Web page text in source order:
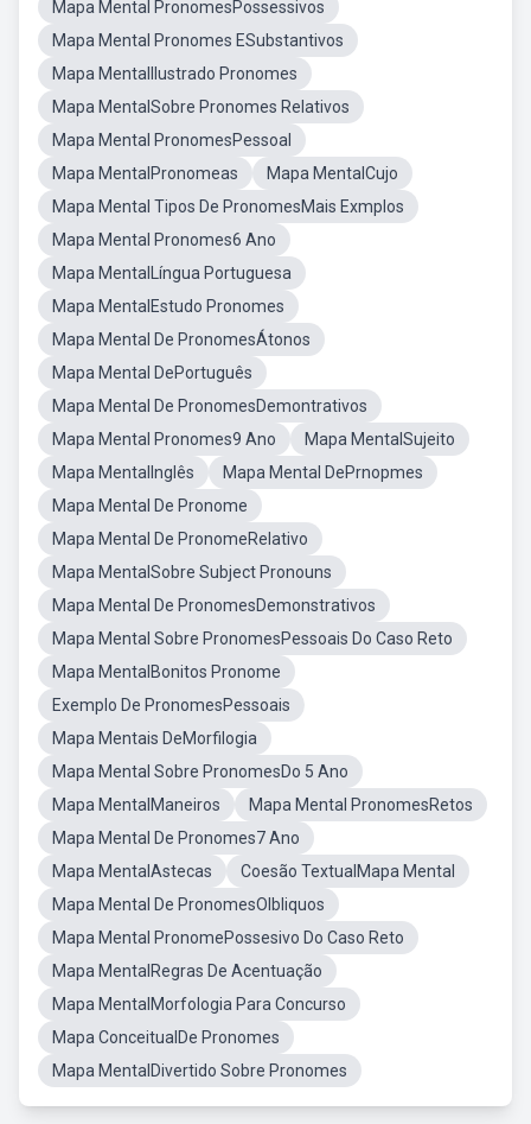
Mapa Mental PronomesPossessivos
Mapa Mental Pronomes ESubstantivos
Mapa MentalIlustrado Pronomes
Mapa MentalSobre Pronomes Relativos
Mapa Mental PronomesPessoal
Mapa MentalPronomeas
Mapa MentalCujo
Mapa Mental Tipos De PronomesMais Exmplos
Mapa Mental Pronomes6 Ano
Mapa MentalLíngua Portuguesa
Mapa MentalEstudo Pronomes
Mapa Mental De PronomesÁtonos
Mapa Mental DePortuguês
Mapa Mental De PronomesDemontrativos
Mapa Mental Pronomes9 Ano
Mapa MentalSujeito
Mapa MentalInglês
Mapa Mental DePrnopmes
Mapa Mental De Pronome
Mapa Mental De PronomeRelativo
Mapa MentalSobre Subject Pronouns
Mapa Mental De PronomesDemonstrativos
Mapa Mental Sobre PronomesPessoais Do Caso Reto
Mapa MentalBonitos Pronome
Exemplo De PronomesPessoais
Mapa Mentais DeMorfilogia
Mapa Mental Sobre PronomesDo 5 Ano
Mapa MentalManeiros
Mapa Mental PronomesRetos
Mapa Mental De Pronomes7 Ano
Mapa MentalAstecas
Coesão TextualMapa Mental
Mapa Mental De PronomesOlbliquos
Mapa Mental PronomePossesivo Do Caso Reto
Mapa MentalRegras De Acentuação
Mapa MentalMorfologia Para Concurso
Mapa ConceitualDe Pronomes
Mapa MentalDivertido Sobre Pronomes